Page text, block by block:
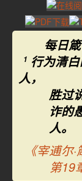
每日
1 行为清
人，
胜过
诈的
人。
《宰逋尔·
第19